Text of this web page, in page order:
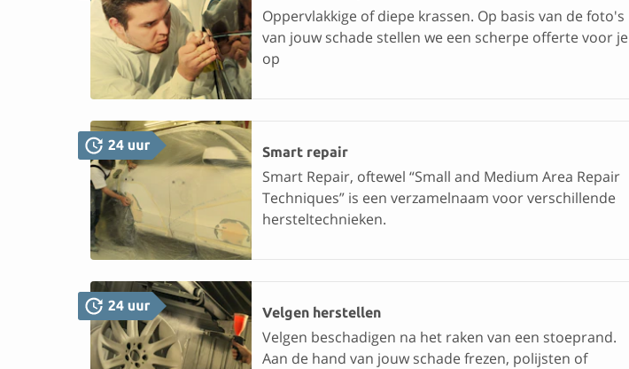
Oppervlakkige of diepe krassen. Op basis van de foto's
van jouw schade stellen we een scherpe offerte voor je
op
Smart repair
Smart Repair, oftewel “Small and Medium Area Repair
Techniques” is een verzamelnaam voor verschillende
hersteltechnieken.
Velgen herstellen
Velgen beschadigen na het raken van een stoeprand.
Aan de hand van jouw schade frezen, polijsten of